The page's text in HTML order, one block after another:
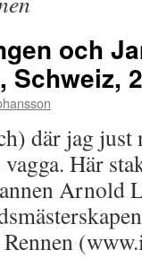
och
där jag just
Här
Arnold